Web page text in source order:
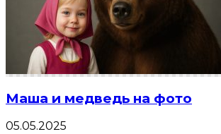
Маша и медведь на фото
05.05.2025